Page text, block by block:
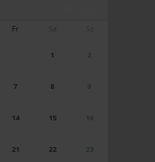
Fr
1 2
7 8 9
14 15 16
21 22 23